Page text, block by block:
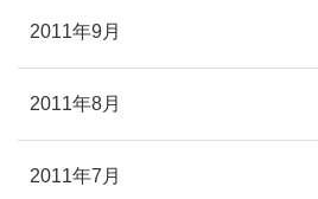
2011年9月
2011年8月
2011年7月